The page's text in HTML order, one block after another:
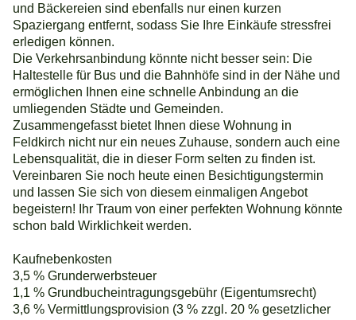
und Bäckereien sind ebenfalls nur einen kurzen
Spaziergang entfernt, sodass Sie Ihre Einkäufe stressfrei
erledigen können.
Die Verkehrsanbindung könnte nicht besser sein: Die
Haltestelle für Bus und die Bahnhöfe sind in der Nähe und
ermöglichen Ihnen eine schnelle Anbindung an die
umliegenden Städte und Gemeinden.
Zusammengefasst bietet Ihnen diese Wohnung in
Feldkirch nicht nur ein neues Zuhause, sondern auch eine
Lebensqualität, die in dieser Form selten zu finden ist.
Vereinbaren Sie noch heute einen Besichtigungstermin
und lassen Sie sich von diesem einmaligen Angebot
begeistern! Ihr Traum von einer perfekten Wohnung könnte
schon bald Wirklichkeit werden.
Kaufnebenkosten
3,5 % Grunderwerbsteuer
1,1 % Grundbucheintragungsgebühr (Eigentumsrecht)
3,6 % Vermittlungsprovision (3 % zzgl. 20 % gesetzlicher